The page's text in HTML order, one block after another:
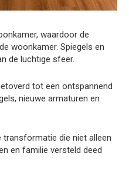
waardoor de
woonkamer. Spiegels en
de luchtige sfeer.
tot een ontspannend
nieuwe armaturen en
die niet alleen
en familie versteld deed